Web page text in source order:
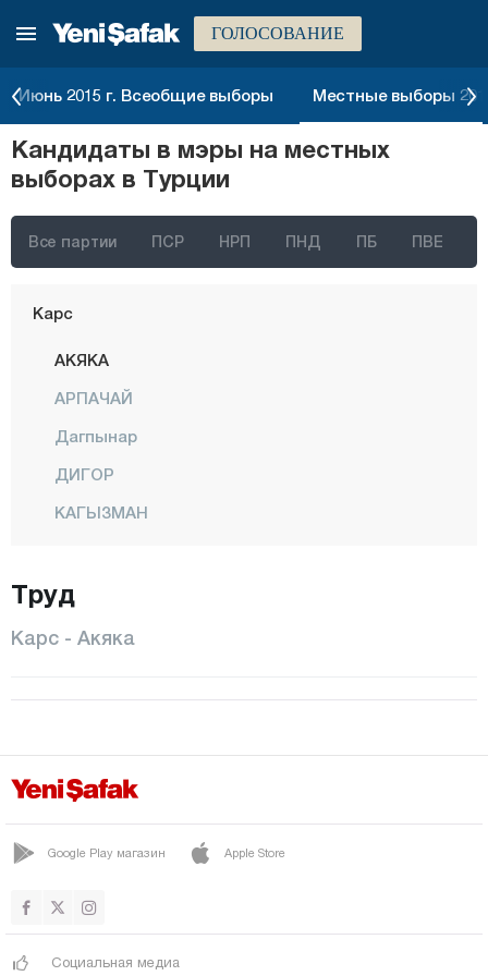
ГОЛОСОВАНИЕ
Июнь 2015 г. Всеобщие выборы Местные выборы
Кандидаты в мэры на местных
выборах в Турции
Все партии ПСР НРП ПНД ПБ ПВЕ
Хаккяри
Ыспарта
Кахраманмараш
Караман
Карс
АКЯКА
АРПАЧАЙ
Дагпынар
ДИГОР
КАГЫЗМАН
САРЫКАМИШ
СЕЛИМ
Кастамону
Килис
Кыркларэли
Коджаэли
Конья
Труд
Карс - Акяка
Google Play магазин Apple Store
Социальная медиа